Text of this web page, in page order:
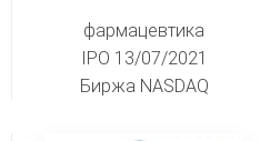
фармацевтика
IPO 13/07/2021
Биржа NASDAQ